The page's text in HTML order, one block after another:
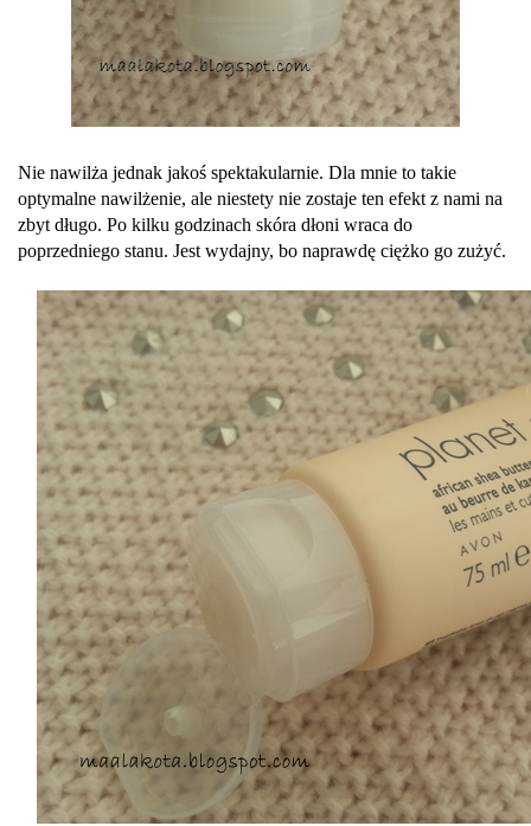
Nie nawilża jednak jakoś spektakularnie. Dla mnie to takie
optymalne nawilżenie, ale niestety nie zostaje ten efekt z nami na
zbyt długo. Po kilku godzinach skóra dłoni wraca do
poprzedniego stanu. Jest wydajny, bo naprawdę ciężko go zużyć.